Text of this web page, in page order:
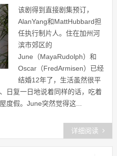
该剧得到直接剧集预订，
AlanYang和MattHubbard担
任执行制片人。住在加州河
滨市郊区的
June（MayaRudolph）和
Oscar（FredArmisen）已经
结婚12年了，生活虽然很平
日复一日地说着同样的话，吃着
度假。June突然觉得这...
详细阅读